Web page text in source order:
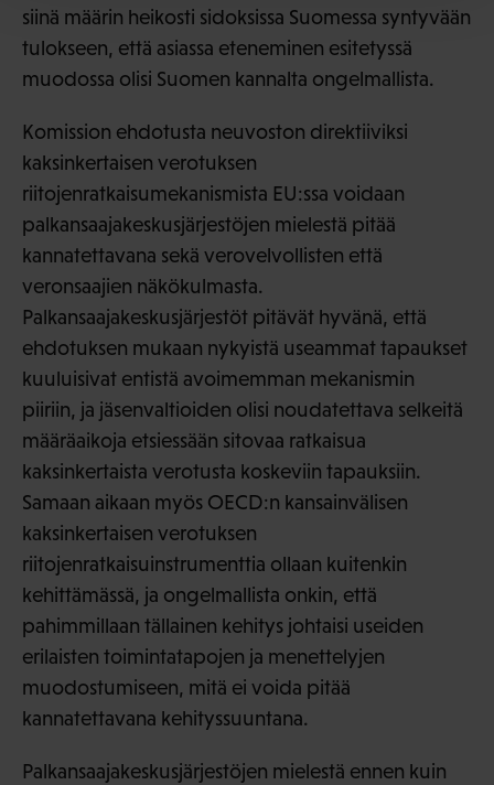
siinä määrin heikosti sidoksissa Suomessa syntyvään
tulokseen, että asiassa eteneminen esitetyssä
muodossa olisi Suomen kannalta ongelmallista.
Komission ehdotusta neuvoston direktiiviksi
kaksinkertaisen verotuksen
riitojenratkaisumekanismista EU:ssa voidaan
palkansaajakeskusjärjestöjen mielestä pitää
kannatettavana sekä verovelvollisten että
veronsaajien näkökulmasta.
Palkansaajakeskusjärjestöt pitävät hyvänä, että
ehdotuksen mukaan nykyistä useammat tapaukset
kuuluisivat entistä avoimemman mekanismin
piiriin, ja jäsenvaltioiden olisi noudatettava selkeitä
määräaikoja etsiessään sitovaa ratkaisua
kaksinkertaista verotusta koskeviin tapauksiin.
Samaan aikaan myös OECD:n kansainvälisen
kaksinkertaisen verotuksen
riitojenratkaisuinstrumenttia ollaan kuitenkin
kehittämässä, ja ongelmallista onkin, että
pahimmillaan tällainen kehitys johtaisi useiden
erilaisten toimintatapojen ja menettelyjen
muodostumiseen, mitä ei voida pitää
kannatettavana kehityssuuntana.
Palkansaajakeskusjärjestöjen mielestä ennen kuin